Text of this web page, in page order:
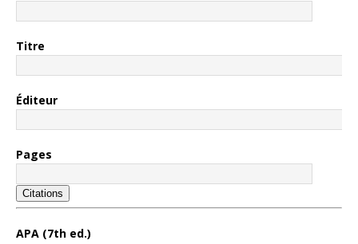
Titre
Éditeur
Pages
Citations
APA (7th ed.)